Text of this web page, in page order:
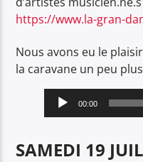
https://www.la-gran-
Nous avons eu le
la caravane un peu
Lecteur
audio
00:00
SAMEDI 19